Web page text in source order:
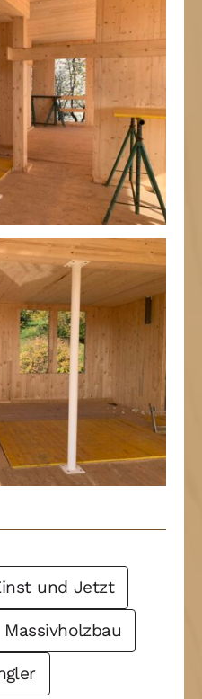
und Jetzt
Massivholzbau